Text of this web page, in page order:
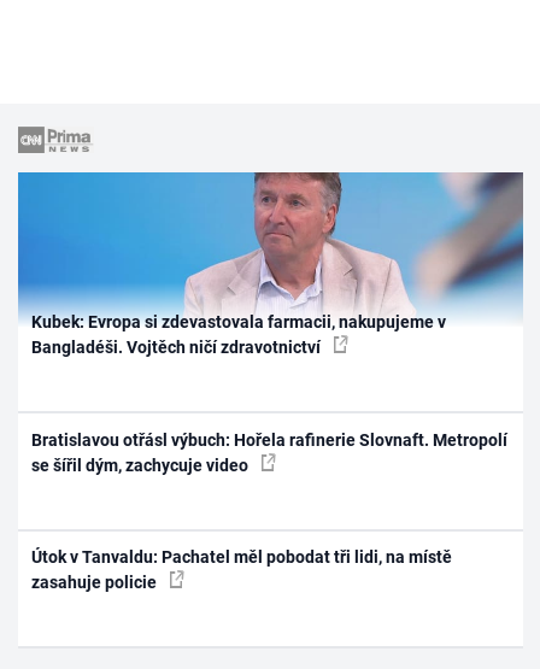
Kubek: Evropa si zdevastovala farmacii, nakupujeme v
Bangladéši. Vojtěch ničí zdravotnictví
Bratislavou otřásl výbuch: Hořela rafinerie Slovnaft. Metropolí
se šířil dým, zachycuje video
Útok v Tanvaldu: Pachatel měl pobodat tři lidi, na místě
zasahuje policie